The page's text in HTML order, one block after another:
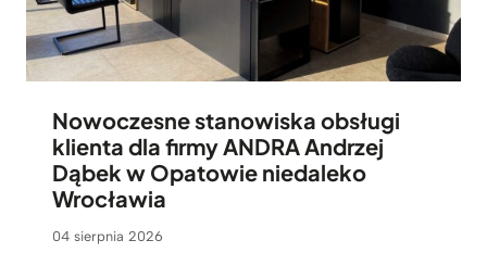
Nowoczesne stanowiska obsługi
klienta dla firmy ANDRA Andrzej
Dąbek w Opatowie niedaleko
Wrocławia
04 sierpnia 2026